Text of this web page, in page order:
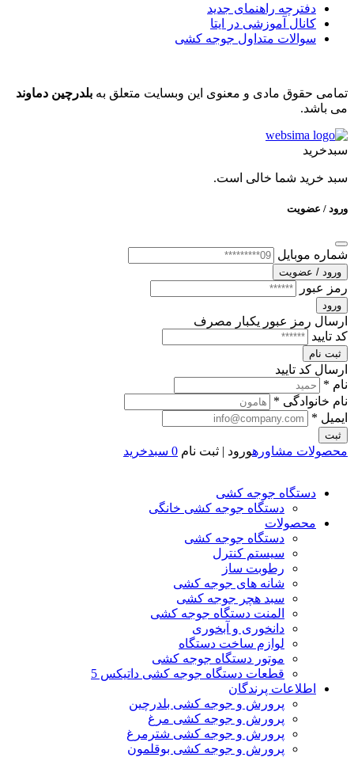
دفترچه راهنمای جدید
کانال آموزشی در ایتا
سوالات متداول جوجه کشی
تمامی حقوق مادی و معنوی این وبسایت متعلق به بلدرچین دماوند
می باشد.
سبدخرید
سبد خرید شما خالی است.
ورود / عضویت
شماره موبایل
ورود / عضویت
رمز عبور
ورود
ارسال رمز عبور یکبار مصرف
کد تایید
ثبت نام
ارسال کد تایید
نام *
نام خانوادگی *
ایمیل *
ثبت
محصولات مشاورهورود | ثبت نام 0 سبدخرید
دستگاه جوجه کشی
دستگاه جوجه کشی خانگی
محصولات
دستگاه جوجه کشی
سیستم کنترل
رطوبت ساز
شانه های جوجه کشی
سبد هچر جوجه کشی
المنت دستگاه جوجه کشی
دانخوری و آبخوری
لوازم ساخت دستگاه
موتور دستگاه جوجه کشی
قطعات دستگاه جوجه کشی داتیکس 5
اطلاعات پرندگان
پرورش و جوجه کشی بلدرچین
پرورش و جوجه کشی مرغ
پرورش و جوجه کشی شترمرغ
پرورش و جوجه کشی بوقلمون